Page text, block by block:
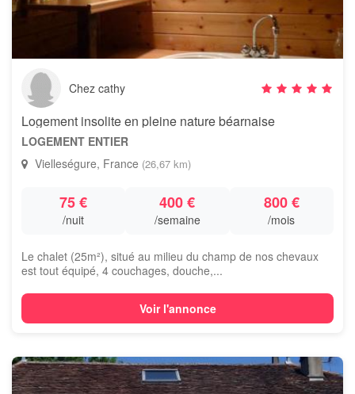
Chez cathy
Logement insolite en pleine nature béarnaise
LOGEMENT ENTIER
Vielleségure, France (26,67 km)
75 €
/nuit
400 €
/semaine
800 €
/mois
Le chalet (25m²), situé au milieu du champ de nos chevaux
est tout équipé, 4 couchages, douche,...
Voir l'annonce